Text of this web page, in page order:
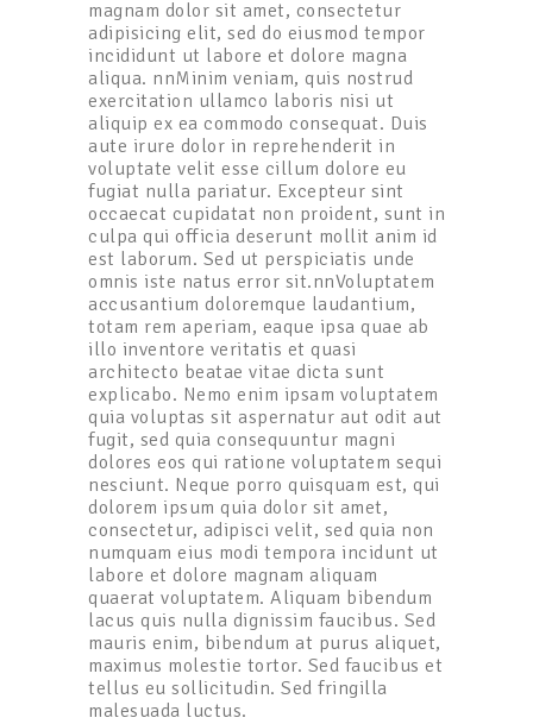
magnam dolor sit amet, consectetur
adipisicing elit, sed do eiusmod tempor
incididunt ut labore et dolore magna
aliqua. nnMinim veniam, quis nostrud
exercitation ullamco laboris nisi ut
aliquip ex ea commodo consequat. Duis
aute irure dolor in reprehenderit in
voluptate velit esse cillum dolore eu
fugiat nulla pariatur. Excepteur sint
occaecat cupidatat non proident, sunt in
culpa qui officia deserunt mollit anim id
est laborum. Sed ut perspiciatis unde
omnis iste natus error sit.nnVoluptatem
accusantium doloremque laudantium,
totam rem aperiam, eaque ipsa quae ab
illo inventore veritatis et quasi
architecto beatae vitae dicta sunt
explicabo. Nemo enim ipsam voluptatem
quia voluptas sit aspernatur aut odit aut
fugit, sed quia consequuntur magni
dolores eos qui ratione voluptatem sequi
nesciunt. Neque porro quisquam est, qui
dolorem ipsum quia dolor sit amet,
consectetur, adipisci velit, sed quia non
numquam eius modi tempora incidunt ut
labore et dolore magnam aliquam
quaerat voluptatem. Aliquam bibendum
lacus quis nulla dignissim faucibus. Sed
mauris enim, bibendum at purus aliquet,
maximus molestie tortor. Sed faucibus et
tellus eu sollicitudin. Sed fringilla
malesuada luctus.